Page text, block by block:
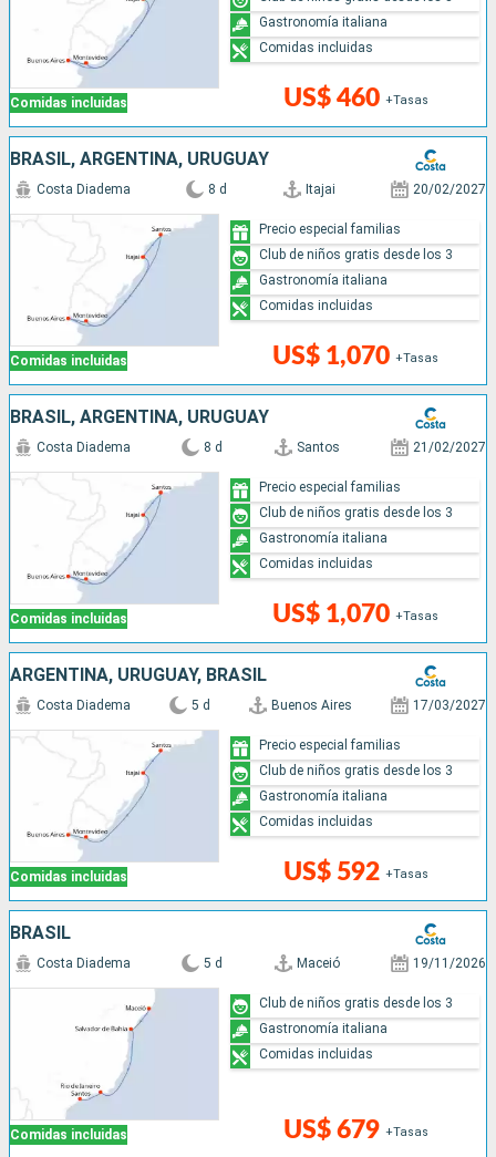
Comidas incluidas US$ 460 +Tasas
Gastronomía italiana
Comidas incluidas
BRASIL, ARGENTINA, URUGUAY
Comidas incluidas
Costa Diadema 8 d Itajai 20/02/2027
US$ 1,070 +Tasas
Precio especial familias
Club de niños gratis desde los 3
Gastronomía italiana
Comidas incluidas
BRASIL, ARGENTINA, URUGUAY
Comidas incluidas
Costa Diadema 8 d Santos 21/02/2027
US$ 1,070 +Tasas
Precio especial familias
Club de niños gratis desde los 3
Gastronomía italiana
Comidas incluidas
ARGENTINA, URUGUAY, BRASIL
Comidas incluidas
Costa Diadema 5 d Buenos Aires 17/03/2027
US$ 592 +Tasas
Precio especial familias
Club de niños gratis desde los 3
Gastronomía italiana
Comidas incluidas
BRASIL
Comidas incluidas
Costa Diadema 5 d Maceió 19/11/2026
US$ 679 +Tasas
Club de niños gratis desde los 3
Gastronomía italiana
Comidas incluidas